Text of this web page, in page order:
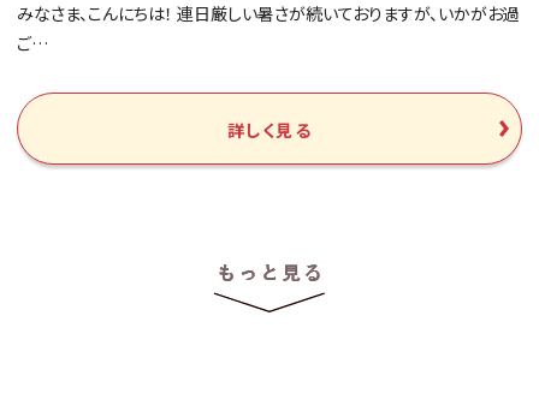
みなさま、こんにちは！ 連日厳しい暑さが続いておりますが、いかがお過
ご…
詳しく見る